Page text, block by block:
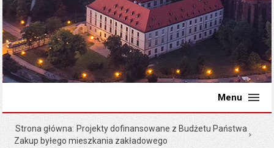
Menu
Strona główna Projekty dofinansowane z Budżetu Państwa
Zakup byłego mieszkania zakładowego